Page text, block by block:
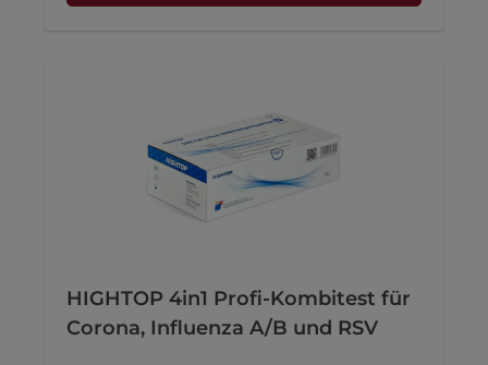
HIGHTOP 4in1 Profi-Kombitest für
Corona, Influenza A/B und RSV